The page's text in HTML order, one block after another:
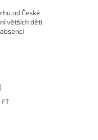
od České
větších dětí